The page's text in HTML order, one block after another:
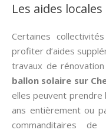
Les aides locales
Certaines
profiter d’aides
travaux de
ballon solaire sur
elles peuvent prendre
ans entièrement ou
commanditaires